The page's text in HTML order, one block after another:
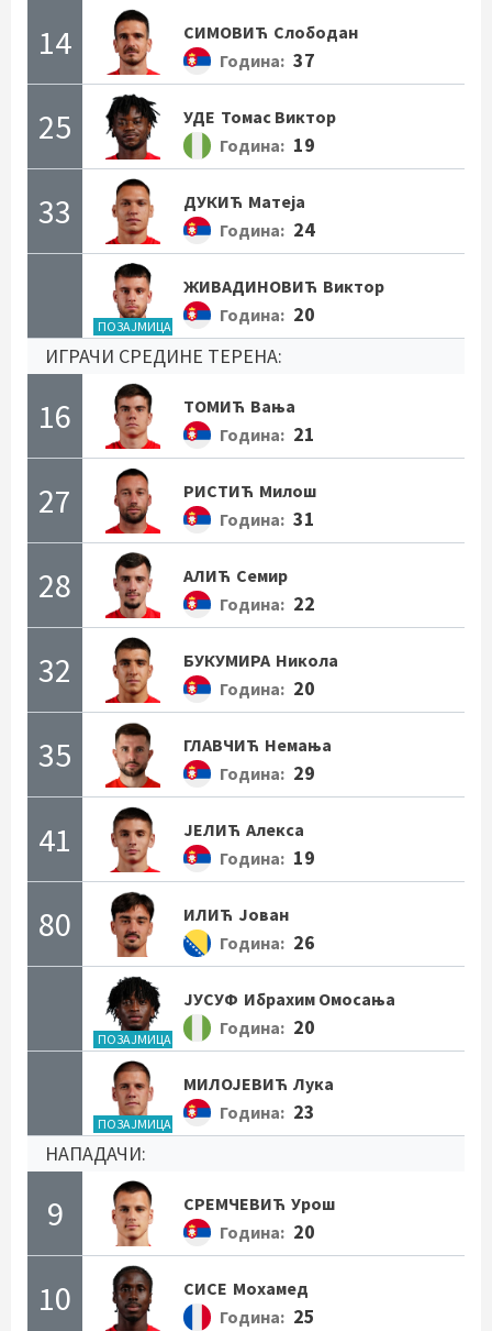
14 СИМОВИЋ Слободан
Година: 37
25 УДЕ Томас Виктор
Година: 19
33 ДУКИЋ Матеја
Година: 24
ПОЗАЈМИЦА
ЖИВАДИНОВИЋ Виктор
Година: 20
ИГРАЧИ СРЕДИНЕ ТЕРЕНА:
16 ТОМИЋ Вања
Година: 21
27 РИСТИЋ Милош
Година: 31
28 АЛИЋ Семир
Година: 22
32 БУКУМИРА Никола
Година: 20
35 ГЛАВЧИЋ Немања
Година: 29
41 ЈЕЛИЋ Алекса
Година: 19
80 ИЛИЋ Јован
Година: 26
ПОЗАЈМИЦА
ЈУСУФ Ибрахим Омосања
Година: 20
ПОЗАЈМИЦА
МИЛОЈЕВИЋ Лука
Година: 23
НАПАДАЧИ:
9 СРЕМЧЕВИЋ Урош
Година: 20
10 СИСЕ Мохамед
Година: 25